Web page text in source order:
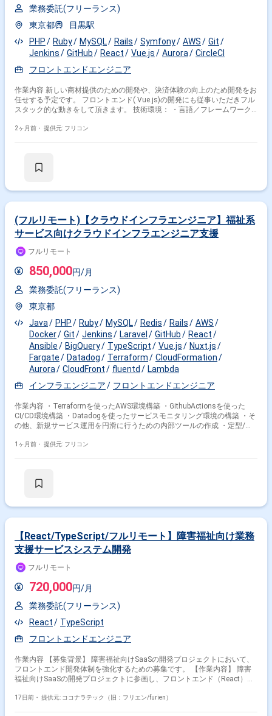
業務委託(フリーランス)
東京都
目黒駅
PHP
Ruby MySQL Rails Symfony AWS
Git
Jenkins
GitHub React Vue.js Aurora
CircleCI
フロントエンドエンジニア
作業内容 新しい商材提供のための開発や、決済体験の向上のため開発をお
任せする予定です。 フロントエンド( Vue.js)の開発にも従事いただきフル
スタック的な動きをして頂きます。 技術環境： ・言語／フレームワーク :
ラ : AWS (EC2、S3、Aurora MySQL、etc) ・バージョン管理 : git/GitHub
2ヶ月前・ 提供元: フリコン
(フルリモート)【クラウドインフラエンジニア】福祉系
サービス向けクラウドインフラエンジニア支援
フルリモート
850,000円/月
業務委託(フリーランス)
東京都
Java
PHP Ruby MySQL Redis Rails
AWS
Docker
Git Jenkins Laravel GitHub
React
Ansible
BigQuery TypeScript Vue.js
Nuxt.js
Fargate
Datadog Terraform
CloudFormation
Aurora
CloudFront fluentd
Lambda
インフラエンジニア
フロントエンドエンジニア
作業内容 ・Terraformを使ったAWS環境構築 ・GithubActionsを使った
CI/CD環境構築 ・Datadogを使ったサービスモニタリング環境の構築 ・そ
の他、新規サービス運用を円滑に行うための内部ツールの作成 ・定型/非
1ヶ月前・ 提供元: フリコン
【React/TypeScript/フルリモート】障害福祉向け業務
支援サービスシステム開発
フルリモート
720,000円/月
業務委託(フリーランス)
React
TypeScript
フロントエンドエンジニア
作業内容 【募集背景】 障害福祉向けSaaSの開発プロジェクトにおいて、
フロントエンド開発体制を強化するための募集です。 【作業内容】 障害
福祉向けSaaSの開発プロジェクトに参画し、フロントエンド（React）の
ロントエンドの設計・開発・運用を行っていただきます。 企画要件から仕
17日前・ 提供元: ココナラテック（旧：フリエン/furien）